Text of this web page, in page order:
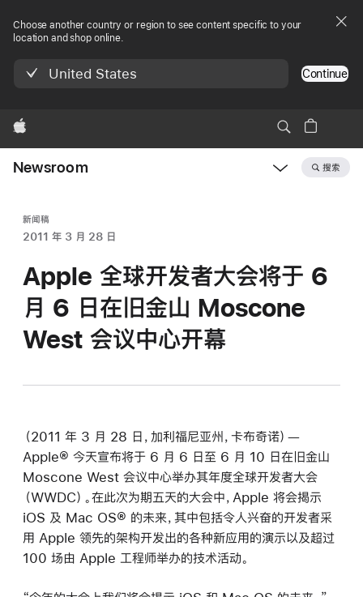
Choose another country or region to see content specific to your
location and shop online.
United States Continue
Apple
Newsroom 搜索
新闻稿
2011 年 3 月 28 日
Apple 全球开发者大会将于 6
月 6 日在旧金山 Moscone
West 会议中心开幕
（2011 年 3 月 28 日，加利福尼亚州，卡布奇诺）—
Apple® 今天宣布将于 6 月 6 日至 6 月 10 日在旧金山
Moscone West 会议中心举办其年度全球开发者大会
（WWDC）。在此次为期五天的大会中，Apple 将会揭示
iOS 及 Mac OS® 的未来，其中包括令人兴奋的开发者采
用 Apple 领先的架构开发出的各种新应用的演示以及超过
100 场由 Apple 工程师举办的技术活动。